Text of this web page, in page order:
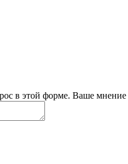
в этой форме. Ваше